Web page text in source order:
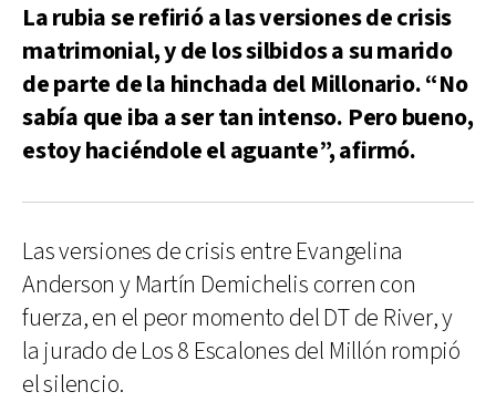
La rubia se refirió a las versiones de crisis
matrimonial, y de los silbidos a su marido
de parte de la hinchada del Millonario. “No
sabía que iba a ser tan intenso. Pero bueno,
estoy haciéndole el aguante”, afirmó.
Las versiones de crisis entre Evangelina
Anderson y Martín Demichelis corren con
fuerza, en el peor momento del DT de River, y
la jurado de Los 8 Escalones del Millón rompió
el silencio.